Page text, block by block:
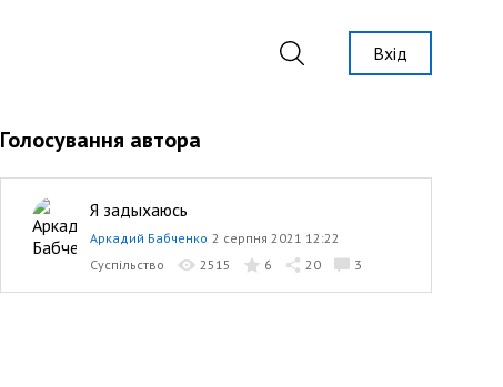
Вхід
Голосування автора
Я задыхаюсь
Аркадий Бабченко 2 серпня 2021 12:22
Суспільство
2515 6 20 3